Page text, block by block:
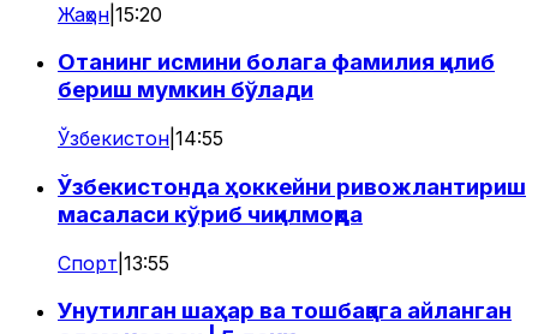
Жаҳон 15:20
Отанинг исмини болага фамилия қилиб
бериш мумкин бўлади
Ўзбекистон 14:55
Ўзбекистонда ҳоккейни ривожлантириш
масаласи кўриб чиқилмоқда
Спорт 13:55
Унутилган шаҳар ва тошбақага айланган